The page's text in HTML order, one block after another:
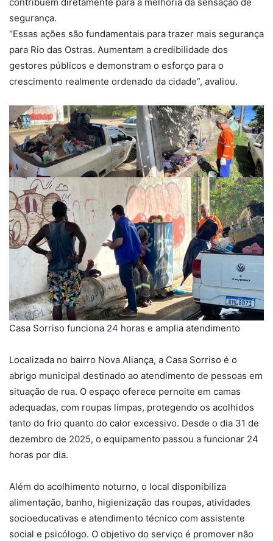
segurança.
“Essas ações são fundamentais para trazer mais segurança
para Rio das Ostras. Aumentam a credibilidade dos
gestores públicos e demonstram o esforço para o
crescimento realmente ordenado da cidade”, avaliou.
Casa Sorriso funciona 24 horas e amplia atendimento
Localizada no bairro Nova Aliança, a Casa Sorriso é o
abrigo municipal destinado ao atendimento de pessoas em
situação de rua. O espaço oferece pernoite em camas
adequadas, com roupas limpas, protegendo os acolhidos
tanto do frio quanto do calor excessivo. Desde o dia 31 de
dezembro de 2025, o equipamento passou a funcionar 24
horas por dia.
Além do acolhimento noturno, o local disponibiliza
alimentação, banho, higienização das roupas, atividades
socioeducativas e atendimento técnico com assistente
social e psicólogo. O objetivo do serviço é promover não